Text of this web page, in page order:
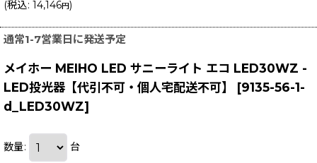
(税込: 14,146円)
通常1-7営業日に発送予定
メイホー MEIHO LED サニーライト エコ LED30WZ -
LED投光器【代引不可・個人宅配送不可】
[9135-56-1-
d_LED30WZ]
数量: 台